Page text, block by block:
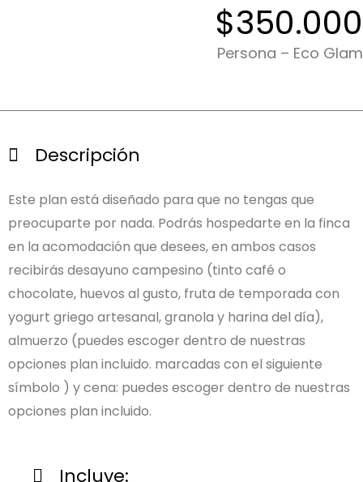
$350.000
Persona – Eco Glam
Descripción
Este plan está diseñado para que no tengas que
preocuparte por nada. Podrás hospedarte en la finca
en la acomodación que desees, en ambos casos
recibirás desayuno campesino (tinto café o
chocolate, huevos al gusto, fruta de temporada con
yogurt griego artesanal, granola y harina del día),
almuerzo (puedes escoger dentro de nuestras
opciones plan incluido. marcadas con el siguiente
símbolo ) y cena: puedes escoger dentro de nuestras
opciones plan incluido.
Incluye: